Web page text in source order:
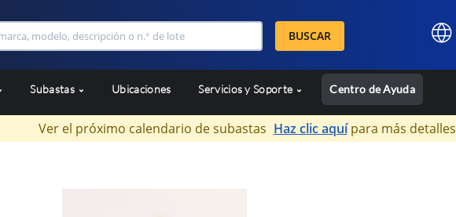
BUSCAR
Subastas Ubicaciones Servicios y Soporte Centro de Ayuda
Ver el próximo calendario de subastas Haz clic aquípara más detalles